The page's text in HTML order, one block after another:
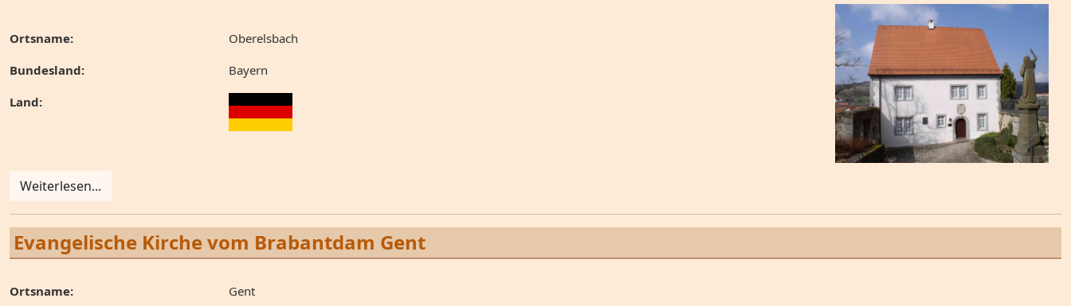
Ortsname:
Oberelsbach
Bundesland:
Bayern
Land:
Weiterlesen...
Evangelische Kirche vom Brabantdam Gent
Ortsname: Gent